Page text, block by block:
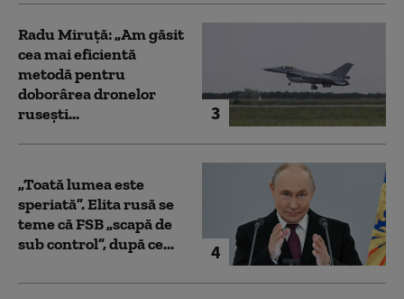
3
Radu Miruță: „Am găsit
cea mai eficientă
metodă pentru
doborârea dronelor
rusești...
4
„Toată lumea este
speriată”. Elita rusă se
teme că FSB „scapă de
sub control”, după ce...